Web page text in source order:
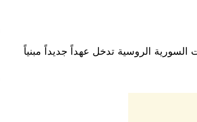
السورية الروسية تدخل عهداً جديداً مبنياً